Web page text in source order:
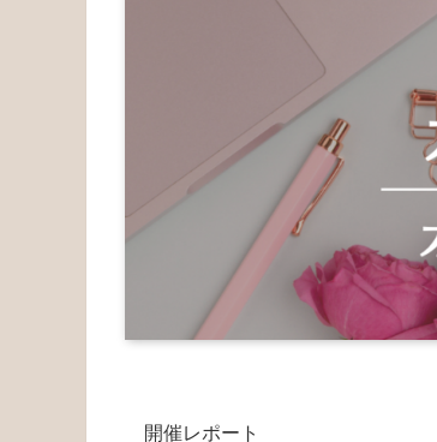
開催レポート